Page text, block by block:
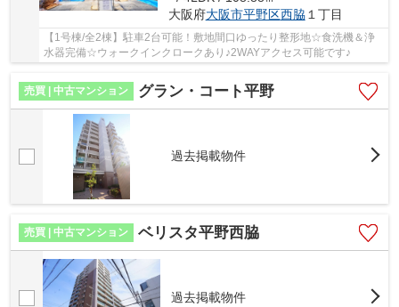
大阪府大阪市平野区西脇１丁目
【1号棟/全2棟】駐車2台可能！敷地間口ゆったり整形地☆食洗機＆浄
水器完備☆ウォークインクロークあり♪2WAYアクセス可能です♪
売買 | 中古マンション グラン・コート平野
過去掲載物件
売買 | 中古マンション ベリスタ平野西脇
過去掲載物件